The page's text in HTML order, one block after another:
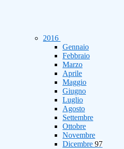
2016
Gennaio
Febbraio
Marzo
Aprile
Maggio
Giugno
Luglio
Agosto
Settembre
Ottobre
Novembre
Dicembre 97